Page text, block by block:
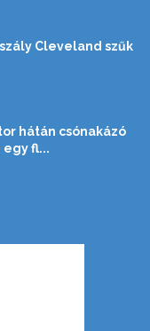
Cleveland szűk
hátán csónakázó
fl...